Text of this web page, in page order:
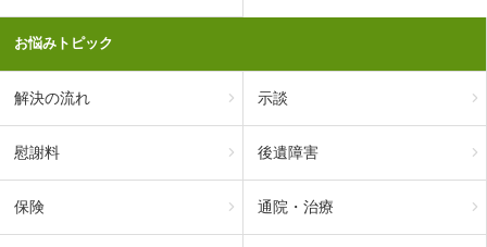
お悩みトピック
解決の流れ 示談
慰謝料 後遺障害
保険 通院・治療